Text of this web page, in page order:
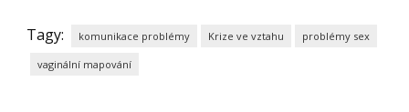
Tagy: komunikace problémy Krize ve vztahu problémy sex
vaginální mapování